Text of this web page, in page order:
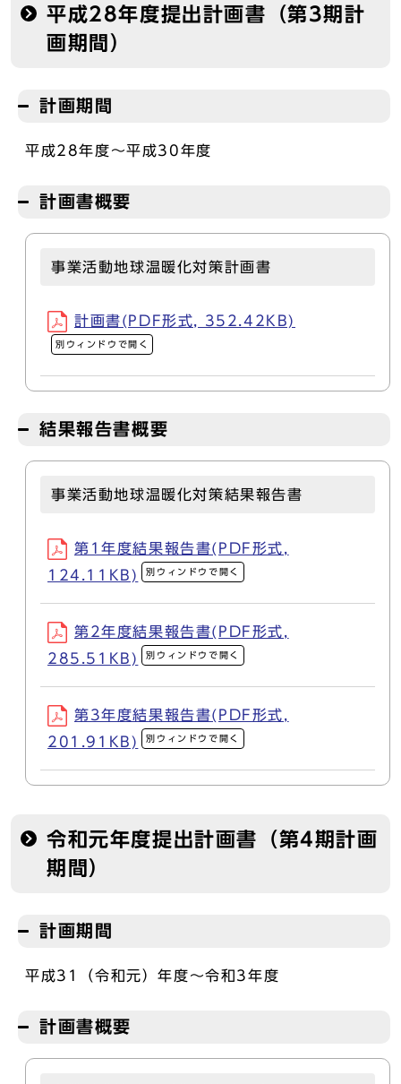
平成28年度提出計画書（第3期計
画期間）
計画期間
平成28年度～平成30年度
計画書概要
事業活動地球温暖化対策計画書
計画書(PDF形式, 352.42KB)
別ウィンドウで開く
結果報告書概要
事業活動地球温暖化対策結果報告書
第1年度結果報告書(PDF形式,
124.11KB)
別ウィンドウで開く
第2年度結果報告書(PDF形式,
285.51KB)
別ウィンドウで開く
第3年度結果報告書(PDF形式,
201.91KB)
別ウィンドウで開く
令和元年度提出計画書（第4期計画
期間）
計画期間
平成31（令和元）年度～令和3年度
計画書概要